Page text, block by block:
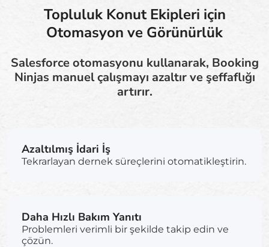
Topluluk Konut Ekipleri için
Otomasyon ve Görünürlük
Salesforce otomasyonu kullanarak, Booking
Ninjas manuel çalışmayı azaltır ve şeffaflığı
artırır.
Azaltılmış İdari İş
Tekrarlayan dernek süreçlerini otomatikleştirin.
Daha Hızlı Bakım Yanıtı
Problemleri verimli bir şekilde takip edin ve
çözün.